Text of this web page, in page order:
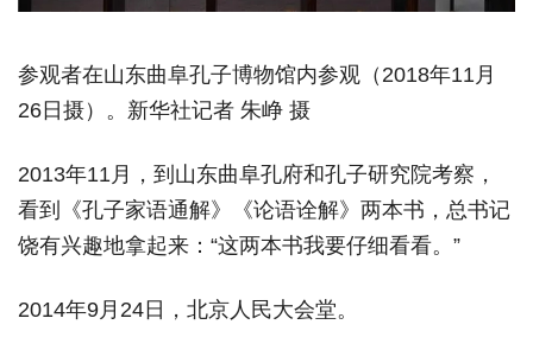
参观者在山东曲阜孔子博物馆内参观（2018年11月
26日摄）。新华社记者 朱峥 摄
2013年11月，到山东曲阜孔府和孔子研究院考察，
看到《孔子家语通解》《论语诠解》两本书，总书记
饶有兴趣地拿起来：“这两本书我要仔细看看。”
2014年9月24日，北京人民大会堂。